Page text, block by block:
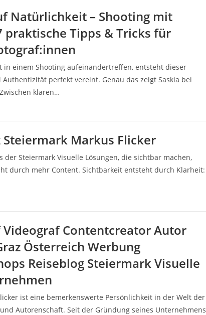
Natürlichkeit – Shooting mit
praktische Tipps & Tricks für
in einem Shooting aufeinandertreffen, entsteht dieser
perfekt vereint. Genau das zeigt Saskia bei
klaren…
Markus Flicker
der Steiermark Visuelle Lösungen, die sichtbar machen,
durch mehr Content. Sichtbarkeit entsteht durch Klarheit:
Contentcreator Autor
Österreich Werbung
Reiseblog Steiermark Visuelle
ist eine bemerkenswerte Persönlichkeit in der Welt der
Autorenschaft. Seit der Gründung seines Unternehmens